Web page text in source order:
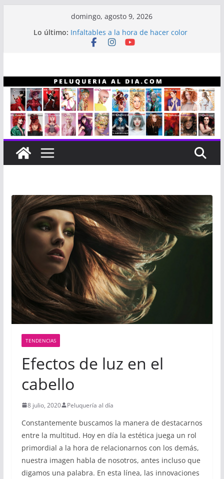
domingo, agosto 9, 2026
Lo último: Infaltables a la hora de hacer color
Línea capilar NEX
TENDENCIAS
Efectos de luz en el
cabello
8 julio, 2020 Peluquería al día
Constantemente buscamos la manera de destacarnos
entre la multitud. Hoy en día la estética juega un rol
primordial a la hora de relacionarnos con los demás,
nuestra imagen habla de nosotros, antes incluso que
digamos una palabra. En esta línea, las innovaciones